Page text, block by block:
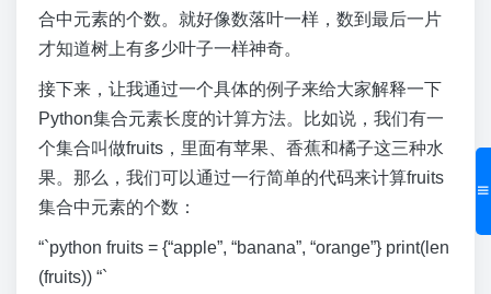
合中元素的个数。就好像数落叶一样，数到最后一片
才知道树上有多少叶子一样神奇。
接下来，让我通过一个具体的例子来给大家解释一下
Python集合元素长度的计算方法。比如说，我们有一
个集合叫做fruits，里面有苹果、香蕉和橘子这三种水
果。那么，我们可以通过一行简单的代码来计算fruits
集合中元素的个数：
“`python fruits = {“apple”, “banana”, “orange”} print(len
(fruits)) “`